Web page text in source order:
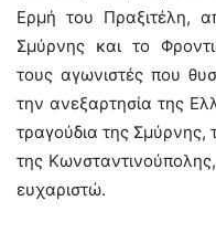
Ερμή του Πραξιτέλη,
Σμύρνης και το
τους αγωνιστές που
την ανεξαρτησία της
τραγούδια της Σμύρνης,
της
ευχαριστώ.